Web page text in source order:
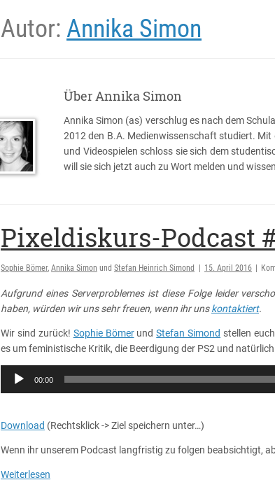
Autor: Annika Simon
Über Annika Simon
Annika Simon (as) verschlug es nach dem
2012 den B.A. Medienwissenschaft studiert.
und Videospielen schloss sie sich dem
will sie sich jetzt auch zu Wort melden und
Pixeldiskurs-Podcast
Sophie Bömer, Annika Simon und Stefan Heinrich Simond 15. April 2016
Aufgrund eines Serverproblemes ist diese Folge leider
haben, würden wir uns sehr freuen, wenn ihr unskontaktiert.
Wir sind zurück! Sophie BömerundStefan Simond stellen
es um feministische Kritik, die Beerdigung der PS2 und
Audio-
Player
00:00
Download (Rechtsklick -> Ziel speichern unter…)
Wenn ihr unserem Podcast langfristig zu folgen beabsichtigt,
Weiterlesen